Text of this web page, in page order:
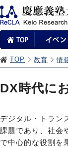
TOP 教育 情
DX時代に
デジタル・トラン
課題であり、社会
で中心的な役割を